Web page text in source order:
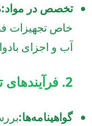
تخصص در مواد:
خاص تجهیزات
آب و اجزای
2. فرآیندهای تضمین کیفیت
گواهینامه‌ها: